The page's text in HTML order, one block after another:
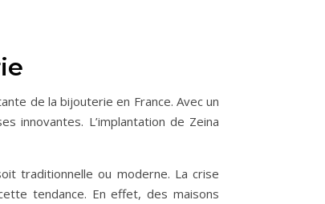
de la bijouterie en France. Avec un
innovantes. L’implantation de Zeina
traditionnelle ou moderne. La crise
tendance. En effet, des maisons